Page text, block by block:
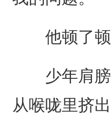
他顿了顿
少年肩膀
从喉咙里挤